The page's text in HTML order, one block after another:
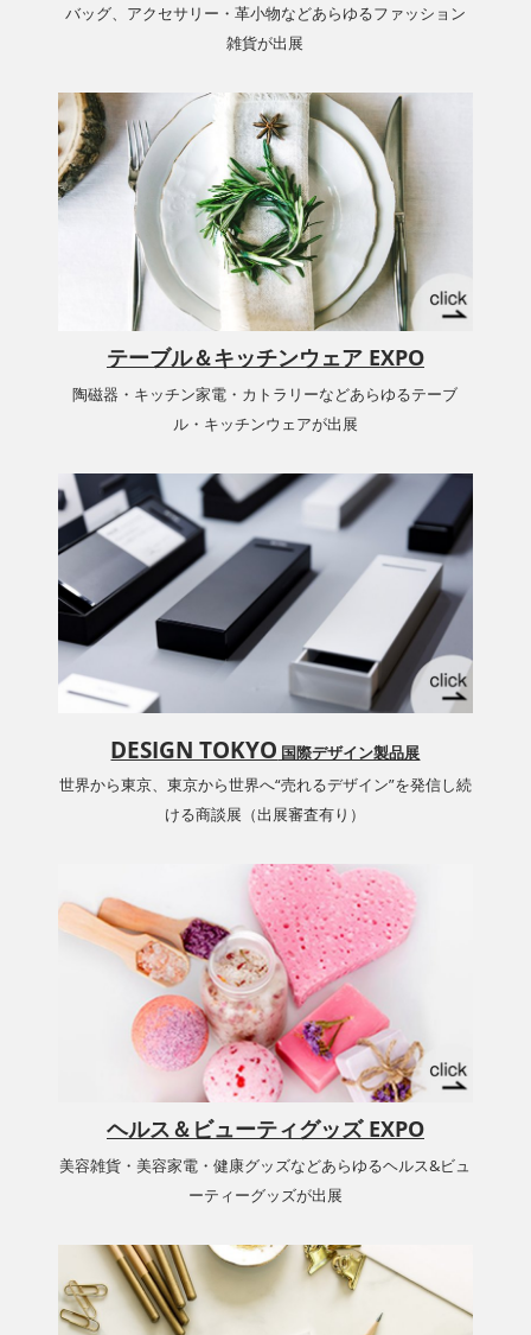
バッグ、アクセサリー・革小物などあらゆるファッション
雑貨が出展
テーブル＆キッチンウェア EXPO
陶磁器・キッチン家電・カトラリーなどあらゆるテーブ
ル・キッチンウェアが出展
DESIGN TOKYO 国際デザイン製品展
世界から東京、東京から世界へ“売れるデザイン”を発信し続
ける商談展（出展審査有り）
ヘルス＆ビューティグッズ EXPO
美容雑貨・美容家電・健康グッズなどあらゆるヘルス&ビュ
ーティーグッズが出展